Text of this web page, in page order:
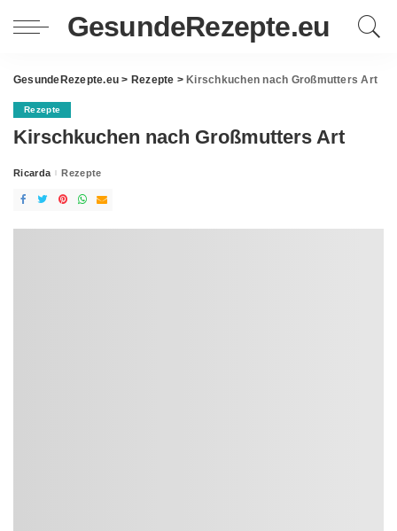
GesundeRezepte.eu
GesundeRezepte.eu > Rezepte > Kirschkuchen nach Großmutters Art
Rezepte
Kirschkuchen nach Großmutters Art
Posted
Ricarda Rezepte